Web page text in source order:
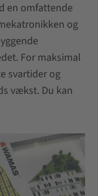
en omfattende
og
For maksimal
svartider og
vækst. Du kan